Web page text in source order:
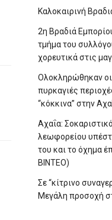
Καλοκαιρινή
2η Βραδιά
τμήμα του
χορευτικά στις
Ολοκληρώθηκαν οι
πυρκαγιές
“κόκκινα” στην
Αχαΐα:
λεωφορείου
του και το όχημα
ΒΙΝΤΕΟ)
Σε “κίτρινο
Μεγάλη προσοχή